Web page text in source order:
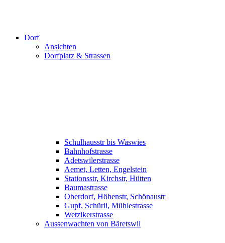
Dorf
Ansichten
Dorfplatz & Strassen
Schulhausstr bis Waswies
Bahnhofstrasse
Adetswilerstrasse
Aemet, Letten, Engelstein
Stationsstr, Kirchstr, Hütten
Baumastrasse
Oberdorf, Höhenstr, Schönaustr
Gupf, Schürli, Mühlestrasse
Wetzikerstrasse
Aussenwachten von Bäretswil